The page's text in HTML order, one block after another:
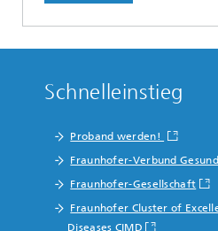
Schnelleinstieg
Proband werden!
Fraunhofer-Verbund
Fraunhofer-Gesellschaft
Fraunhofer Cluster of
Diseases CIMD